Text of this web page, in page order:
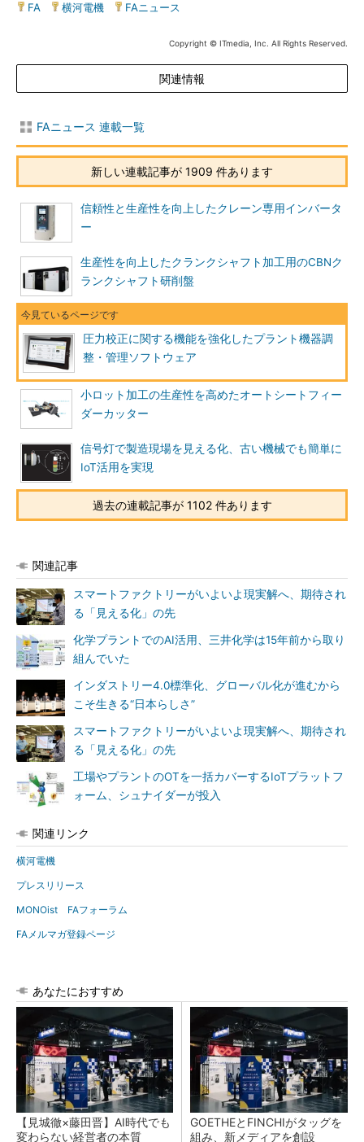
FA 横河電機 FAニュース
Copyright © ITmedia, Inc. All Rights Reserved.
関連情報
FAニュース 連載一覧
新しい連載記事が 1909 件あります
信頼性と生産性を向上したクレーン専用インバータ
ー
生産性を向上したクランクシャフト加工用のCBNク
ランクシャフト研削盤
圧力校正に関する機能を強化したプラント機器調
整・管理ソフトウェア
小ロット加工の生産性を高めたオートシートフィー
ダーカッター
信号灯で製造現場を見える化、古い機械でも簡単に
IoT活用を実現
過去の連載記事が 1102 件あります
関連記事
スマートファクトリーがいよいよ現実解へ、期待され
る「見える化」の先
化学プラントでのAI活用、三井化学は15年前から取り
組んでいた
インダストリー4.0標準化、グローバル化が進むから
こそ生きる“日本らしさ”
スマートファクトリーがいよいよ現実解へ、期待され
る「見える化」の先
工場やプラントのOTを一括カバーするIoTプラットフ
ォーム、シュナイダーが投入
関連リンク
横河電機
プレスリリース
MONOist FAフォーラム
FAメルマガ登録ページ
あなたにおすすめ
【見城徹×藤田晋】AI時代でも
変わらない経営者の本質
GOETHEとFINCHIがタッグを
組み、新メディアを創設